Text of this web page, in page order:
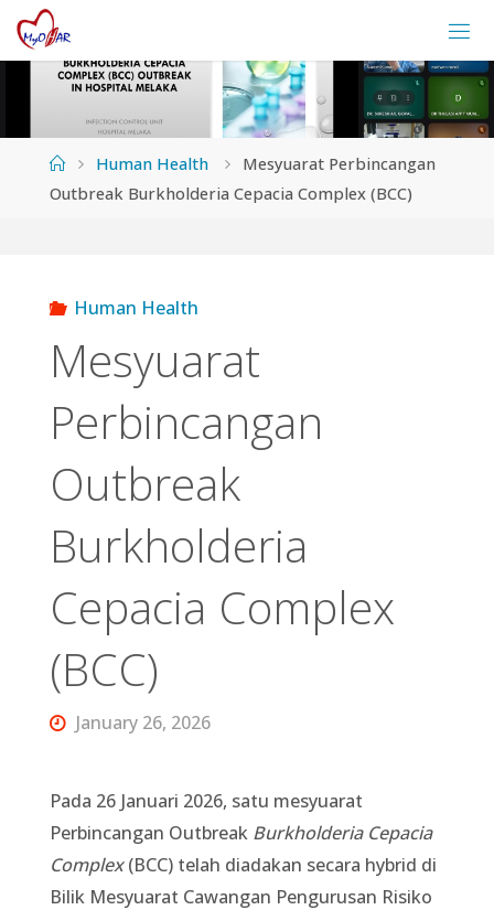
Skip
content
HomeHuman Health
Mesyuarat Perbincangan
Outbreak Burkholderia Cepacia Complex (BCC)
Human Health
Mesyuarat
Perbincangan
Outbreak
Burkholderia
Cepacia Complex
(BCC)
January 26, 2026
Pada 26 Januari 2026, satu mesyuarat
Perbincangan Outbreak Burkholderia Cepacia
Complex(BCC) telah diadakan secara hybrid di
Bilik Mesyuarat Cawangan Pengurusan Risiko